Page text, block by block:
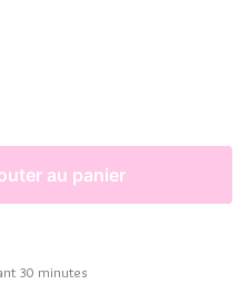
au panier
30 minutes